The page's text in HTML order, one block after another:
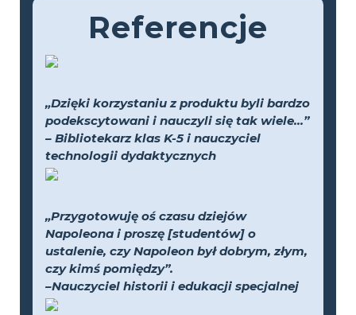
Referencje
„Dzięki korzystaniu z produktu byli bardzo
podekscytowani i nauczyli się tak wiele...”
– Bibliotekarz klas K-5 i nauczyciel
technologii dydaktycznych
„Przygotowuję oś czasu dziejów
Napoleona i proszę [studentów] o
ustalenie, czy Napoleon był dobrym, złym,
czy kimś pomiędzy”.
–Nauczyciel historii i edukacji specjalnej